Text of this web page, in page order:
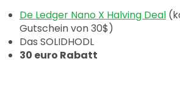
De Ledger Nano X Halving Deal
Gutschein von 30$)
Das SOLIDHODL
30 euro Rabatt